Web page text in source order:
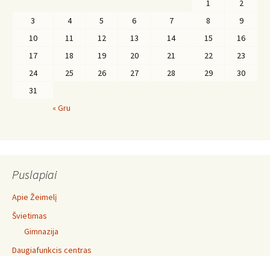
1
2
3
4 5 6 7 8
9
10
11 12 13 14 15
16
17
18 19 20 21 22
23
24
25 26 27 28 29
30
31
« Gru
Puslapiai
Apie Žeimelį
Švietimas
Gimnazija
Daugiafunkcis centras